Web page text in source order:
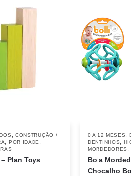
, CONSTRUÇÃO /
, POR IDADE,
Plan Toys
0 A 12 MESES,
DENTINHOS,
MORDEDORES ,
Bola
Chocalho